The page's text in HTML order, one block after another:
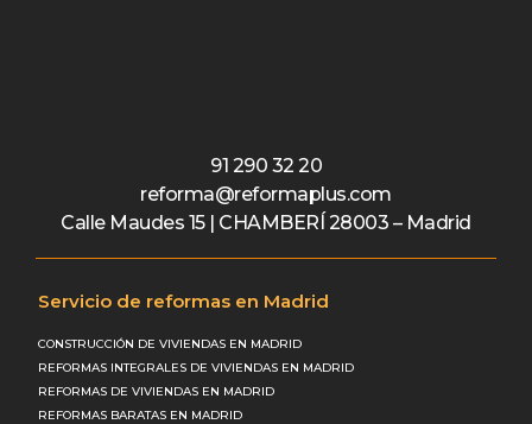
91 290 32 20
reforma@reformaplus.com
Calle Maudes 15 | CHAMBERÍ 28003 – Madrid
Servicio de reformas en Madrid
CONSTRUCCIÓN DE VIVIENDAS EN MADRID
REFORMAS INTEGRALES DE VIVIENDAS EN MADRID
REFORMAS DE VIVIENDAS EN MADRID
REFORMAS BARATAS EN MADRID